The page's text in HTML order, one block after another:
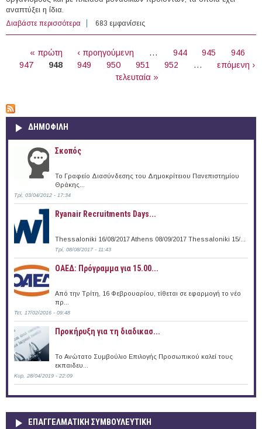
αναπτύξει η ίδια.
Διαβάστε περισσότερα για Πωλητής Εξαγωγών στην εταιρεία Vasiliou Crystals
Ltd. - Vasiliou Glass Technologies
683 εμφανίσεις
« πρώτη ‹ προηγούμενη … 944 945
946
947
948 949 950 951 952 …
επόμενη ›
τελευταία »
ΔΗΜΟΦΙΛΗ
Σκοπός
Το Γραφείο Διασύνδεσης του Δημοκρίτειου Πανεπιστημίου
Θράκης...
Τρί, 03/04/2012 - 17:34
Ryanair Recruitments Days...
Thessaloniki 16/08/2017 Athens 08/09/2017 Thessaloniki 15/...
Τρί, 08/08/2017 - 11:43
ΟΑΕΔ: Πρόγραμμα για 15.00...
Από την Τρίτη, 16 Φεβρουαρίου, τίθεται σε εφαρμογή το νέο
πρ...
Τετ, 17/02/2016 - 09:48
Προκήρυξη για τη διαδικασ...
Το Ανώτατο Συμβούλιο Επιλογής Προσωπικού καλεί τους
εκπαιδευ...
Κυρ, 28/04/2019 - 22:09
ΕΠΑΓΓΕΛΜΑΤΙΚΉ ΣΥΜΒΟΥΛΕΥΤΙΚΉ